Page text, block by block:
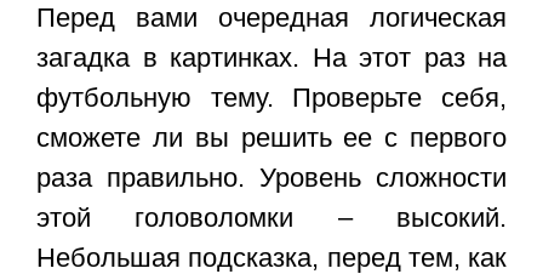
Перед вами очередная логическая
загадка в картинках. На этот раз на
футбольную тему. Проверьте себя,
сможете ли вы решить ее с первого
раза правильно. Уровень сложности
этой головоломки – высокий.
Небольшая подсказка, перед тем, как